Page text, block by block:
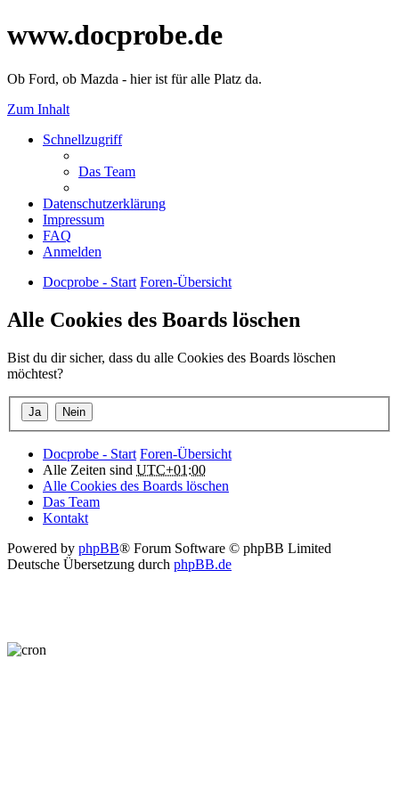
www.docprobe.de
Ob Ford, ob Mazda - hier ist für alle Platz da.
Zum Inhalt
Schnellzugriff
Das Team
Datenschutzerklärung
Impressum
FAQ
Anmelden
Docprobe - Start Foren-Übersicht
Alle Cookies des Boards löschen
Bist du dir sicher, dass du alle Cookies des Boards löschen
möchtest?
Docprobe - Start Foren-Übersicht
Alle Zeiten sind UTC+01:00
Alle Cookies des Boards löschen
Das Team
Kontakt
Powered by phpBB® Forum Software © phpBB Limited
Deutsche Übersetzung durch phpBB.de